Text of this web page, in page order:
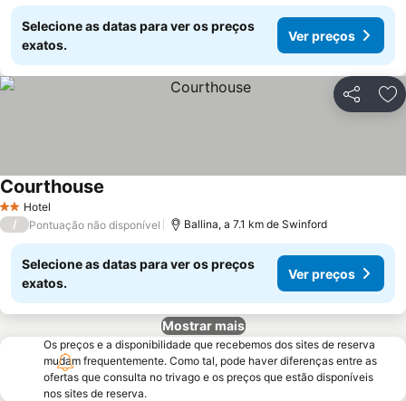
Selecione as datas para ver os preços
exatos.
Ver preços
Partilhar
2 Estrelas
Hotel
Courthouse
/ Pontuação não disponível Ballina, a 7.1 km de Swinford
Selecione as datas para ver os preços
exatos.
Ver preços
Mostrar mais
Os preços e a disponibilidade que recebemos dos sites de reserva
mudam frequentemente. Como tal, pode haver diferenças entre as
ofertas que consulta no trivago e os preços que estão disponíveis
nos sites de reserva.